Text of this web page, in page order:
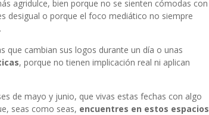
agridulce, bien porque no se sienten cómodas con
desigual o porque el foco mediático no siempre
que cambian sus logos durante un día o unas
, porque no tienen implicación real ni aplican
de mayo y junio, que vivas estas fechas con algo
seas como seas, encuentres en estos espacios